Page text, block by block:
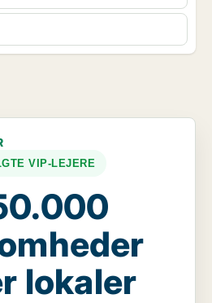
VIP-LEJERE
lokaler